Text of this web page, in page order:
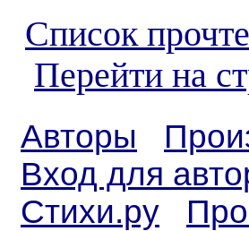
Список
Перейти на
Авторы
Вход для
Стихи.ру